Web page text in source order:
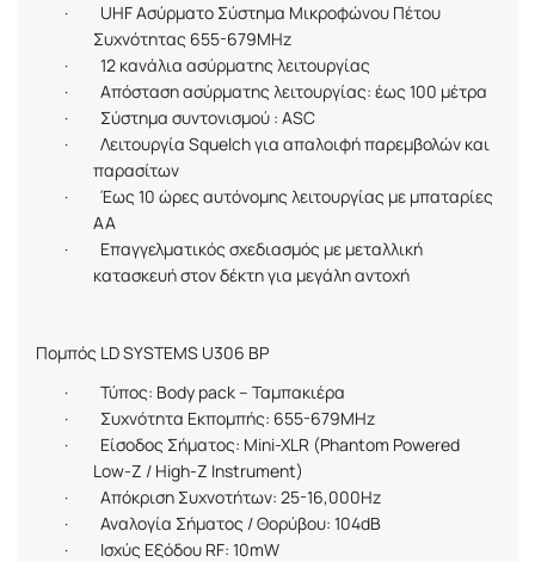
·
UHFΑσύρματο Σύστημα Μικροφώνου Πέτου
Συχνότητας 655-679MHz
·
12 κανάλια ασύρματης λειτουργίας
·
Απόσταση ασύρματης λειτουργίας: έως 100 μέτρα
·
Σύστημα συντονισμού : ASC
·
Λειτουργία Squelchγια απαλοιφή παρεμβολών και
παρασίτων
·
Έως 10 ώρες αυτόνομης λειτουργίας με μπαταρίες
AA
·
Επαγγελματικός σχεδιασμός με μεταλλική
κατασκευή στον δέκτη για μεγάλη αντοχή
Πομπός LD SYSTEMS U306 BP
·
Τύπος: Body pack – Ταμπακιέρα
·
Συχνότητα Εκπομπής: 655-679MHz
·
Είσοδος Σήματος: Mini-XLR (Phantom Powered
Low-Z / High-Z Instrument)
·
Απόκριση Συχνοτήτων: 25-16,000Hz
·
Αναλογία Σήματος / Θορύβου: 104dB
·
Ισχύς Εξόδου RF: 10mW